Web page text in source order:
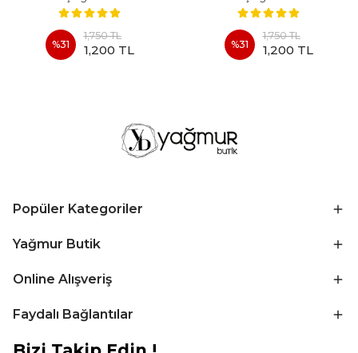
%31
1,750 TL
1,200 TL %31
1,750 TL
1,200 TL
Popüler Kategoriler
Yağmur Butik
Online Alışveriş
Faydalı Bağlantılar